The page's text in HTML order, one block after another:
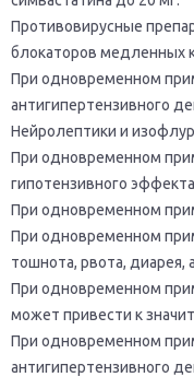
Противовирусные
блокаторов медленных
При одновременном
антигипертензивного
Нейролептики и
При одновременном
гипотензивного
При одновременном
При одновременном
тошнота, рвота, диарея,
При одновременном
может привести к
При одновременном
антигипертензивного